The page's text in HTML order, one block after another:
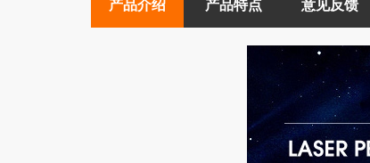
产品介绍 产品特点 意见反馈